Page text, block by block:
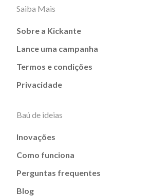
Saiba Mais
Sobre a Kickante
Lance uma campanha
Termos e condições
Privacidade
Baú de ideias
Inovações
Como funciona
Perguntas frequentes
Blog